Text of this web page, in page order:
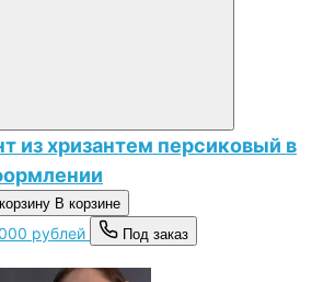
из хризантем персиковый в
В корзине
рублей Под заказ